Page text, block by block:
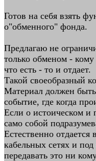
Готов на себя взять
о"обменного" фонда.
Предлагаю не
только обменом - кому
что есть - то и отдает.
Такой своеобразный
Материал должен
событие, где когда
Если о истоическом и
само собой
Естественно отдается
кабельных сетях и
передавать это ни